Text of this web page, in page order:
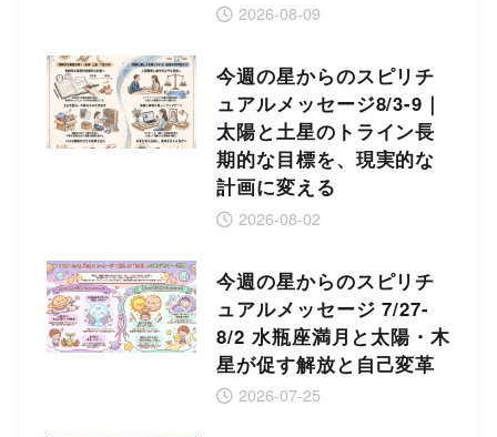
2026-08-09
今週の星からのスピリチ
ュアルメッセージ8/3-9｜
太陽と土星のトライン長
期的な目標を、現実的な
計画に変える
2026-08-02
今週の星からのスピリチ
ュアルメッセージ 7/27-
8/2 水瓶座満月と太陽・木
星が促す解放と自己変革
2026-07-25